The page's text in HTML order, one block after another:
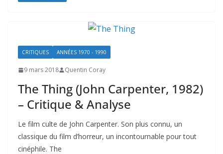
CRITIQUES ANNÉES 1970 - 1990
9 mars 2018 Quentin Coray
The Thing (John Carpenter, 1982)
– Critique & Analyse
Le film culte de John Carpenter. Son plus connu, un
classique du film d’horreur, un incontournable pour tout
cinéphile. The